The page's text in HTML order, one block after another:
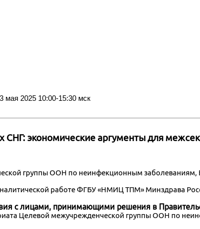
мая 2025 10:00-15:30 мск
экономические аргументы для
группы ООН по неинфекционным
работе ФГБУ «НМИЦ ТПМ» Минздрава
с лицами, принимающими решения в
Целевой межучрежденческой группы ООН по